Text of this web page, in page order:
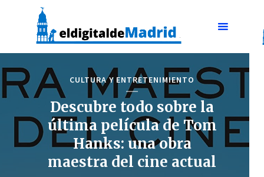
CULTURA Y ENTRETENIMIENTO
Descubre todo sobre la
última película de Tom
Hanks: una obra
maestra del cine actual